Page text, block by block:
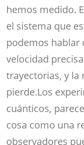
hemos medido.
el sistema que
podemos hablar
velocidad
trayectorias, y la
pierde.Los
cuánticos,
cosa como una
observadores